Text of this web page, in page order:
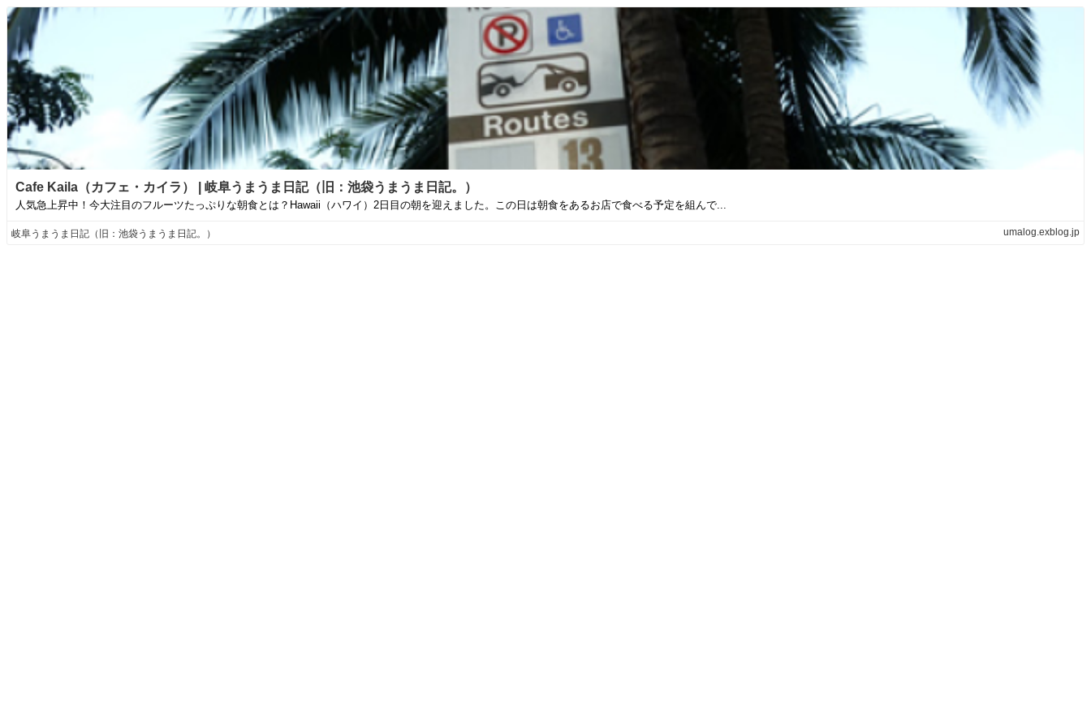
Cafe Kaila（カフェ・カイラ） | 岐阜うまうま日記（旧：池袋うまうま日記。）
人気急上昇中！今大注目のフルーツたっぷりな朝食とは？Hawaii（ハワイ）2日目の朝を迎えました。この日は朝食をあるお店で食べる予定を組んで...
岐阜うまうま日記（旧：池袋うまうま日記。） umalog.exblog.jp